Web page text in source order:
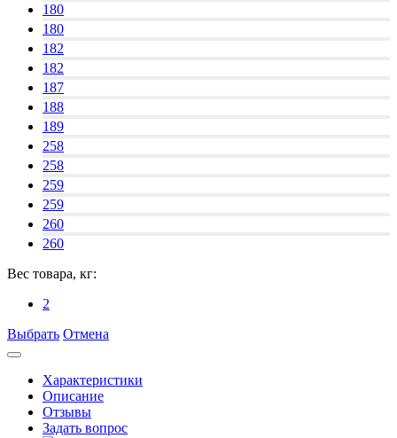
180
180
182
182
187
188
189
258
258
259
259
260
260
Вес товара, кг:
2
Выбрать Отмена
Характеристики
Описание
Отзывы
Задать вопрос